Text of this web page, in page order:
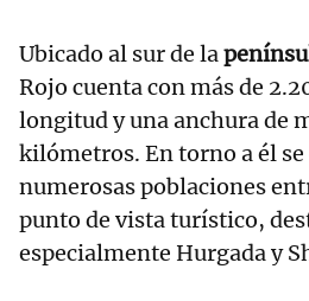
Ubicado al sur de la
Rojo cuenta con más de
longitud y una anchura de
kilómetros. En torno a él
numerosas poblaciones
punto de vista turístico,
especialmente Hurgada y